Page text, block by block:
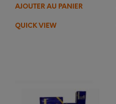
AJOUTER AU PANIER
QUICK VIEW